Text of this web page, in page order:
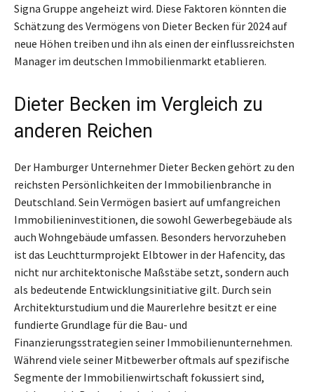
Signa Gruppe angeheizt wird. Diese Faktoren könnten die
Schätzung des Vermögens von Dieter Becken für 2024 auf
neue Höhen treiben und ihn als einen der einflussreichsten
Manager im deutschen Immobilienmarkt etablieren.
Dieter Becken im Vergleich zu
anderen Reichen
Der Hamburger Unternehmer Dieter Becken gehört zu den
reichsten Persönlichkeiten der Immobilienbranche in
Deutschland. Sein Vermögen basiert auf umfangreichen
Immobilieninvestitionen, die sowohl Gewerbegebäude als
auch Wohngebäude umfassen. Besonders hervorzuheben
ist das Leuchtturmprojekt Elbtower in der Hafencity, das
nicht nur architektonische Maßstäbe setzt, sondern auch
als bedeutende Entwicklungsinitiative gilt. Durch sein
Architekturstudium und die Maurerlehre besitzt er eine
fundierte Grundlage für die Bau- und
Finanzierungsstrategien seiner Immobilienunternehmen.
Während viele seiner Mitbewerber oftmals auf spezifische
Segmente der Immobilienwirtschaft fokussiert sind,